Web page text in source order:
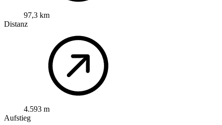
97,3 km
Distanz
4.593 m
Aufstieg